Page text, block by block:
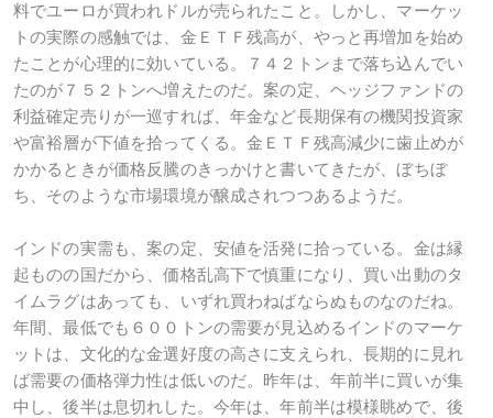
料でユーロが買われドルが売られたこと。しかし、マーケッ
トの実際の感触では、金ＥＴＦ残高が、やっと再増加を始め
たことが心理的に効いている。７４２トンまで落ち込んでい
たのが７５２トンへ増えたのだ。案の定、ヘッジファンドの
利益確定売りが一巡すれば、年金など長期保有の機関投資家
や富裕層が下値を拾ってくる。金ＥＴＦ残高減少に歯止めが
かかるときが価格反騰のきっかけと書いてきたが、ぼちぼ
ち、そのような市場環境が醸成されつつあるようだ。
インドの実需も、案の定、安値を活発に拾っている。金は縁
起ものの国だから、価格乱高下で慎重になり、買い出動のタ
イムラグはあっても、いずれ買わねばならぬものなのだね。
年間、最低でも６００トンの需要が見込めるインドのマーケ
ットは、文化的な金選好度の高さに支えられ、長期的に見れ
ば需要の価格弾力性は低いのだ。昨年は、年前半に買いが集
中し、後半は息切れした。今年は、年前半は模様眺めで、後